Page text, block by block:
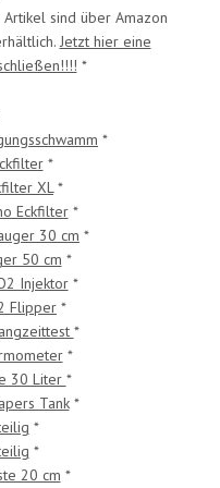
sind über Amazon
Jetzt hier eine
*
*
*
XL*
Eckfilter*
30 cm *
50 cm *
Injektor*
Flipper *
*
*
30 Liter *
Tank*
*
*
20 cm *